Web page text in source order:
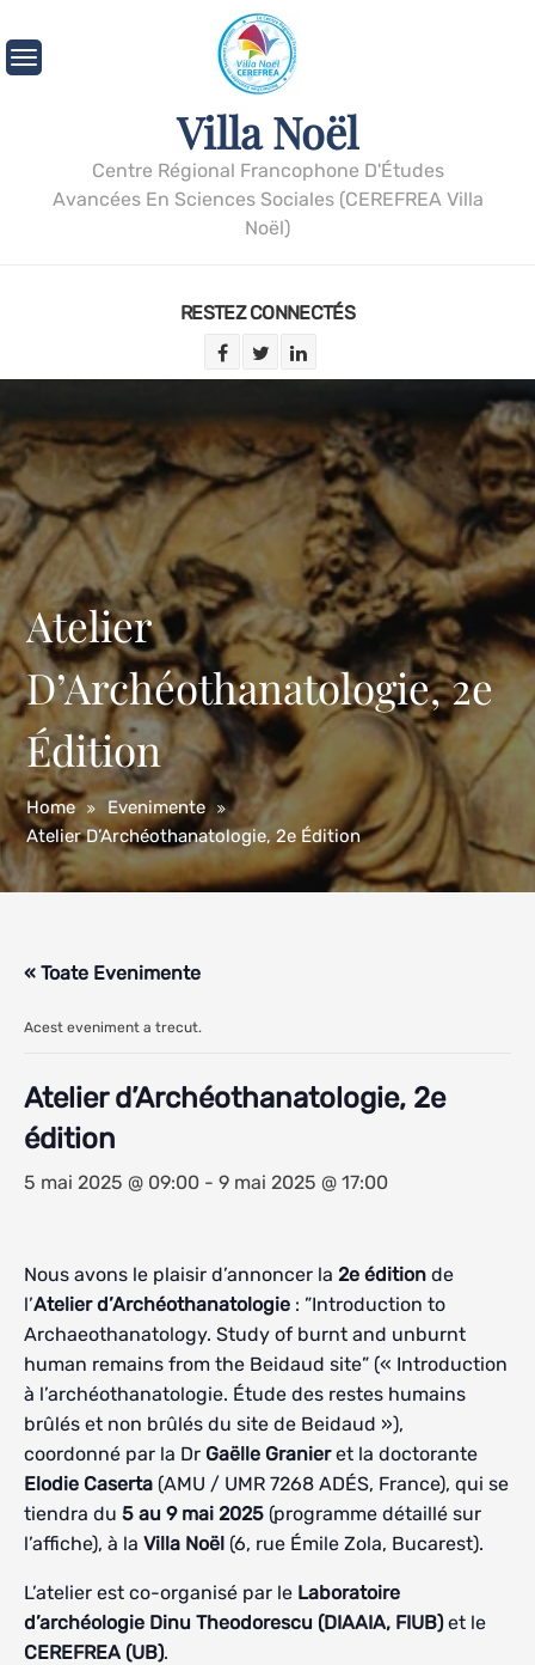
Villa Noël
Centre Régional Francophone D'Études
Avancées En Sciences Sociales (CEREFREA Villa
Noël)
RESTEZ CONNECTÉS
Atelier
D’Archéothanatologie, 2e
Édition
Home
Evenimente
Atelier D’Archéothanatologie, 2e Édition
« Toate Evenimente
Acest eveniment a trecut.
Atelier d’Archéothanatologie, 2e
édition
5 mai 2025 @ 09:00 - 9 mai 2025 @ 17:00
Nous avons le plaisir d’annoncer la 2e édition de
l’Atelier d’Archéothanatologie : ”Introduction to
Archaeothanatology. Study of burnt and unburnt
human remains from the Beidaud site” (« Introduction
à l’archéothanatologie. Étude des restes humains
brûlés et non brûlés du site de Beidaud »),
coordonné par la Dr Gaëlle Granieret la doctorante
Elodie Caserta (AMU / UMR 7268 ADÉS, France), qui se
tiendra du 5 au 9 mai 2025 (programme détaillé sur
l’affiche), à la Villa Noël (6, rue Émile Zola, Bucarest).
L’atelier est co-organisé par le Laboratoire
d’archéologie Dinu Theodorescu (DIAAIA, FIUB)et le
CEREFREA (UB).